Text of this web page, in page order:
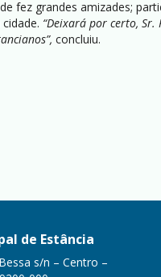
fez grandes amizades;
“Deixará por certo, Sr.
concluiu.
de Estância
s/n – Centro –